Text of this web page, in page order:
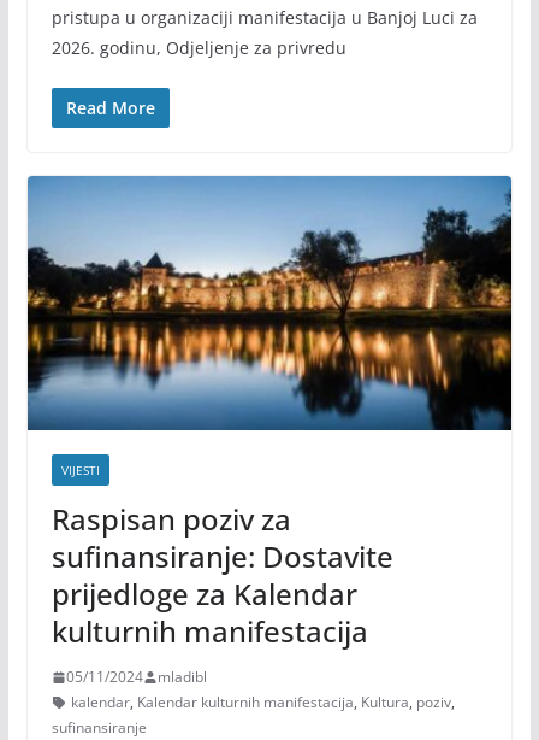
pristupa u organizaciji manifestacija u Banjoj Luci za
2026. godinu, Odjeljenje za privredu
Read More
VIJESTI
Raspisan poziv za
sufinansiranje: Dostavite
prijedloge za Kalendar
kulturnih manifestacija
05/11/2024
mladibl
kalendar, Kalendar kulturnih manifestacija, Kultura, poziv,
sufinansiranje